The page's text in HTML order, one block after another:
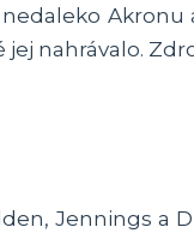
Akronu
nahrávalo.
Jennings a